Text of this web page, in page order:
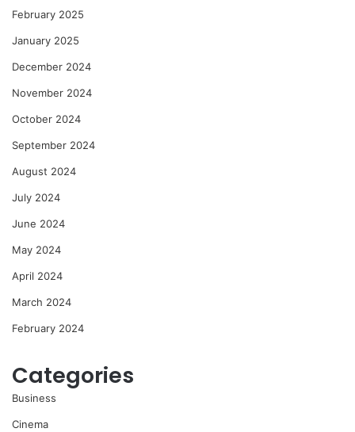
February 2025
January 2025
December 2024
November 2024
October 2024
September 2024
August 2024
July 2024
June 2024
May 2024
April 2024
March 2024
February 2024
Categories
Business
Cinema